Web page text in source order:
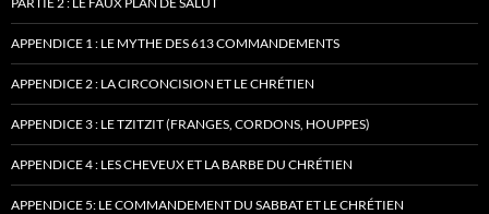
APPENDICE 1 : LE MYTHE DES 613 COMMANDEMENTS
APPENDICE 2 : LA CIRCONCISION ET LE CHRÉTIEN
APPENDICE 3 : LE TZITZIT (FRANGES, CORDONS, HOUPPES)
APPENDICE 4 : LES CHEVEUX ET LA BARBE DU CHRÉTIEN
APPENDICE 5: LE COMMANDEMENT DU SABBAT ET LE CHRÉTIEN